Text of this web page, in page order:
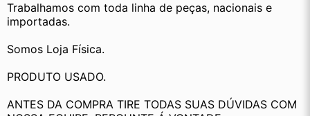
Trabalhamos com toda linha de peças, nacionais e
importadas.
Somos Loja Física.
PRODUTO USADO.
ANTES DA COMPRA TIRE TODAS SUAS DÚVIDAS COM